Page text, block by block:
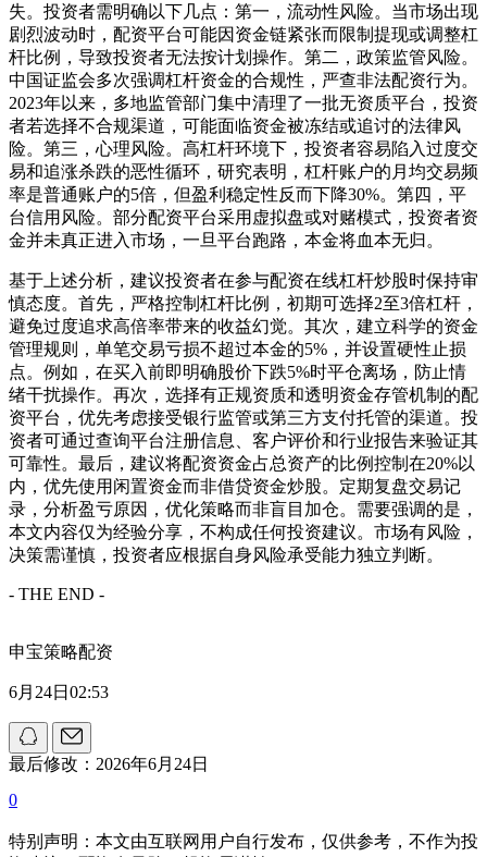
失。投资者需明确以下几点：第一，流动性风险。当市场出现
剧烈波动时，配资平台可能因资金链紧张而限制提现或调整杠
杆比例，导致投资者无法按计划操作。第二，政策监管风险。
中国证监会多次强调杠杆资金的合规性，严查非法配资行为。
2023年以来，多地监管部门集中清理了一批无资质平台，投资
者若选择不合规渠道，可能面临资金被冻结或追讨的法律风
险。第三，心理风险。高杠杆环境下，投资者容易陷入过度交
易和追涨杀跌的恶性循环，研究表明，杠杆账户的月均交易频
率是普通账户的5倍，但盈利稳定性反而下降30%。第四，平
台信用风险。部分配资平台采用虚拟盘或对赌模式，投资者资
金并未真正进入市场，一旦平台跑路，本金将血本无归。
基于上述分析，建议投资者在参与配资在线杠杆炒股时保持审
慎态度。首先，严格控制杠杆比例，初期可选择2至3倍杠杆，
避免过度追求高倍率带来的收益幻觉。其次，建立科学的资金
管理规则，单笔交易亏损不超过本金的5%，并设置硬性止损
点。例如，在买入前即明确股价下跌5%时平仓离场，防止情
绪干扰操作。再次，选择有正规资质和透明资金存管机制的配
资平台，优先考虑接受银行监管或第三方支付托管的渠道。投
资者可通过查询平台注册信息、客户评价和行业报告来验证其
可靠性。最后，建议将配资资金占总资产的比例控制在20%以
内，优先使用闲置资金而非借贷资金炒股。定期复盘交易记
录，分析盈亏原因，优化策略而非盲目加仓。需要强调的是，
本文内容仅为经验分享，不构成任何投资建议。市场有风险，
决策需谨慎，投资者应根据自身风险承受能力独立判断。
- THE END -
申宝策略配资
6月24日02:53
最后修改：2026年6月24日
0
特别声明：本文由互联网用户自行发布，仅供参考，不作为投